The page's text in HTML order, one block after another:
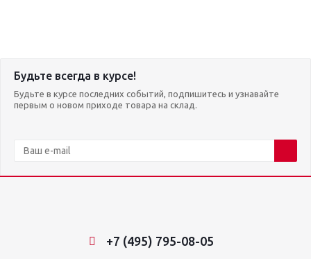
Будьте всегда в курсе!
Будьте в курсе последних событий, подпишитесь и узнавайте
первым о новом приходе товара на склад.
+7 (495) 795-08-05